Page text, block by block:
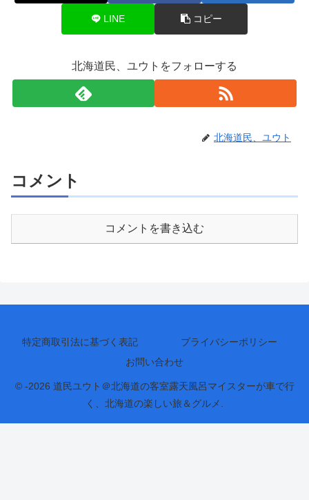
LINE コピー
北海道民、ユウトをフォローする
北海道民、ユウト
コメント
コメントを書き込む
特定商取引法に基づく表記
プライバシーポリシー
お問い合わせ
© -2026 道民ユウト＠北海道の客室露天風呂マイスターが車で行
く、北海道の楽しい旅＆グルメ.